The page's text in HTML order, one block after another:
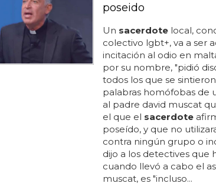
poseido
Un sacerdotelocal,
colectivo lgbt+, va a ser
incitación al odio en
por su nombre, "pidió
todos los que se
palabras homófobas de
al padre david muscat
el que el sacerdote
poseído, y que no
contra ningún grupo o
dijo a los detectives que
cuando llevó a cabo el
muscat, es "incluso...